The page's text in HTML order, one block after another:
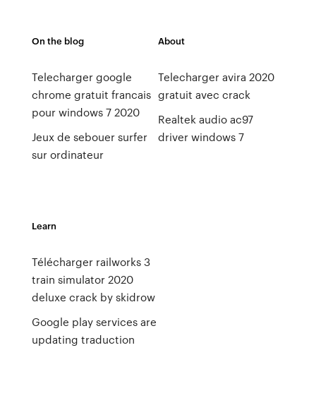
On the blog
Telecharger google
chrome gratuit francais
pour windows 7 2020
Jeux de sebouer surfer
sur ordinateur
About
Telecharger avira 2020
gratuit avec crack
Realtek audio ac97
driver windows 7
Learn
Télécharger railworks 3
train simulator 2020
deluxe crack by skidrow
Google play services are
updating traduction